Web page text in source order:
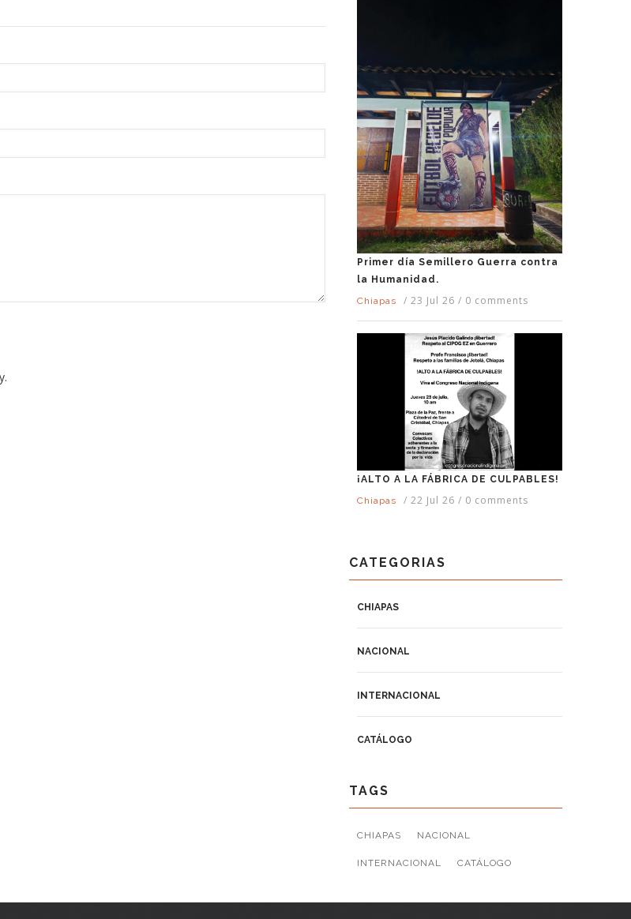
Primer día Semillero Guerra contra
la Humanidad.
Chiapas
/ 23 Jul 26 / 0 comments
¡ALTO A LA FÁBRICA DE CULPABLES!
Chiapas
/ 22 Jul 26 / 0 comments
CATEGORIAS
CHIAPAS
NACIONAL
INTERNACIONAL
CATÁLOGO
TAGS
CHIAPAS NACIONAL
INTERNACIONAL CATÁLOGO